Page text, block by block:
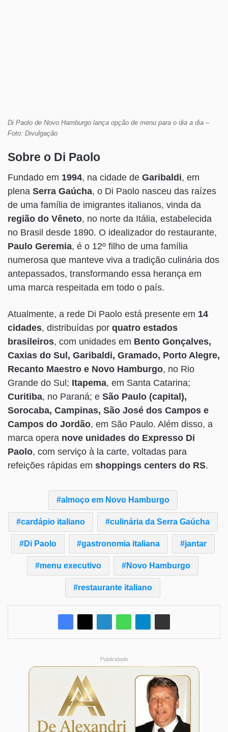
Di Paolo de Novo Hamburgo lança opção de menu para o dia a dia –
Foto: Divulgação
Sobre o Di Paolo
Fundado em 1994, na cidade de Garibaldi, em
plena Serra Gaúcha, o Di Paolo nasceu das raízes
de uma família de imigrantes italianos, vinda da
região do Vêneto, no norte da Itália, estabelecida
no Brasil desde 1890. O idealizador do restaurante,
Paulo Geremia, é o 12º filho de uma família
numerosa que manteve viva a tradição culinária dos
antepassados, transformando essa herança em
uma marca respeitada em todo o país.
Atualmente, a rede Di Paolo está presente em 14
cidades, distribuídas por quatro estados
brasileiros, com unidades em Bento Gonçalves,
Caxias do Sul, Garibaldi, Gramado, Porto Alegre,
Recanto Maestro e Novo Hamburgo, no Rio
Grande do Sul; Itapema, em Santa Catarina;
Curitiba, no Paraná; e São Paulo (capital),
Sorocaba, Campinas, São José dos Campos e
Campos do Jordão, em São Paulo. Além disso, a
marca opera nove unidades do Expresso Di
Paolo, com serviço à la carte, voltadas para
refeições rápidas em shoppings centers do RS.
almoço em Novo Hamburgo
cardápio italiano culinária da Serra Gaúcha
Di Paolo gastronomia italiana jantar
menu executivo Novo Hamburgo
restaurante italiano
Publicidade